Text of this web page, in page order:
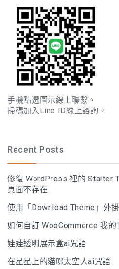
手機點選圖示線上聯繫。
掃碼加入Line ID線上諮詢。
Recent Posts
修復 WordPress 裡的 Starter
頁面不存在
使用「Download Theme」外掛
如何自訂 WooCommerce 我的
娃娃透明展示盒ai咒語
在星星上的貓咪太空人ai咒語